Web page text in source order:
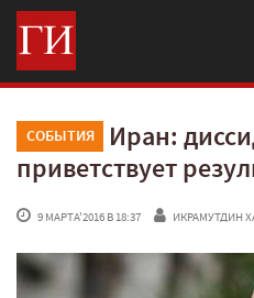
СОБЫТИЯ
Иран:
приветствует
9 МАРТА'2016 В 18:37 ИКРАМУТДИН